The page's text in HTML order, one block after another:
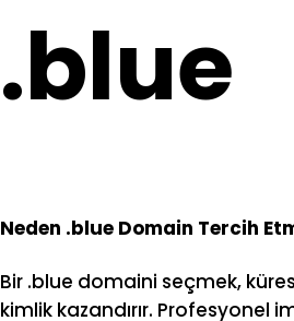
.blue
Neden .blue Domain Tercih
Bir .blue domaini seçmek,
kimlik kazandırır. Profesyonel